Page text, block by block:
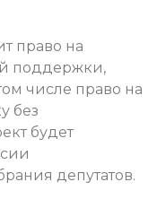
право на
поддержки,
числе право на
без
будет
депутатов.